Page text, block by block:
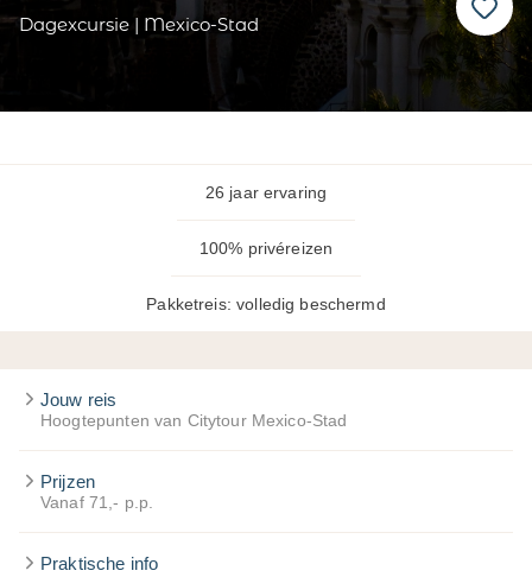
Dagexcursie | Mexico-Stad
26 jaar ervaring
100% privéreizen
Pakketreis: volledig beschermd
Jouw reis
Hoogtepunten van Citytour Mexico-Stad
Prijzen
Vanaf 71,- p.p.
Praktische info